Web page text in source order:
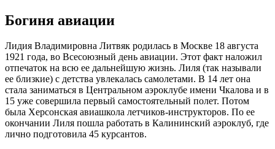
Богиня авиации
Лидия Владимировна Литвяк родилась в Москве 18 августа
1921 года, во Всесоюзный день авиации. Этот факт наложил
отпечаток на всю ее дальнейшую жизнь. Лиля (так называли
ее близкие) с детства увлекалась самолетами. В 14 лет она
стала заниматься в Центральном аэроклубе имени Чкалова и в
15 уже совершила первый самостоятельный полет. Потом
была Херсонская авиашкола летчиков-инструкторов. По ее
окончании Лиля пошла работать в Калининский аэроклуб, где
лично подготовила 45 курсантов.